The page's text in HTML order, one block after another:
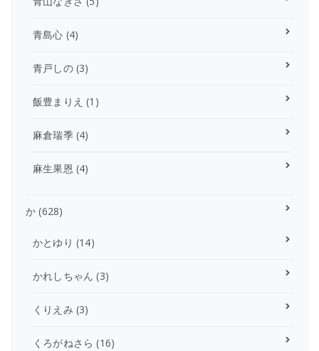
青島心 (4)
青戸しの(3)
飯豊まりえ (1)
麻倉瑞季(4)
麻生果恩 (4)
か (628)
かとゆり (14)
かれしちゃん (3)
くりえみ (3)
くろがねさら (16)